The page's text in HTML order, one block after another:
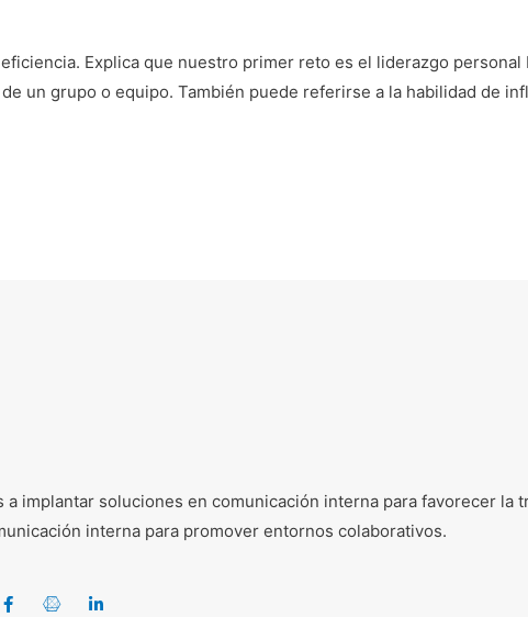
Explica que nuestro primer reto es el liderazgo personal
un grupo o equipo. También puede referirse a la habilidad de
implantar soluciones en comunicación interna para favorecer la
interna para promover entornos colaborativos.